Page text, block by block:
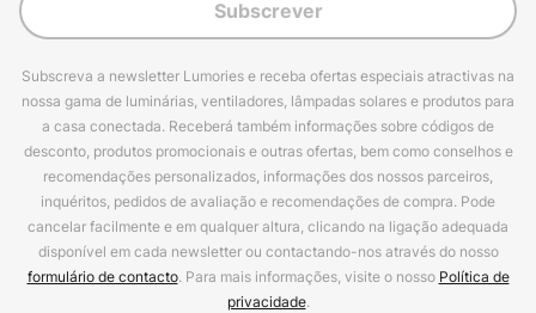
Subscrever
Subscreva a newsletter Lumories e receba ofertas especiais atractivas na
nossa gama de luminárias, ventiladores, lâmpadas solares e produtos para
a casa conectada. Receberá também informações sobre códigos de
desconto, produtos promocionais e outras ofertas, bem como conselhos e
recomendações personalizados, informações dos nossos parceiros,
inquéritos, pedidos de avaliação e recomendações de compra. Pode
cancelar facilmente e em qualquer altura, clicando na ligação adequada
disponível em cada newsletter ou contactando-nos através do nosso
formulário de contacto. Para mais informações, visite o nosso Política de
privacidade.